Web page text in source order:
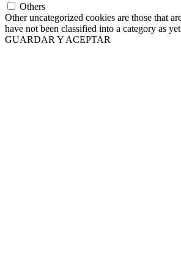
Others
Other uncategorized cookies are those that
have not been classified into a category as
GUARDAR Y ACEPTAR